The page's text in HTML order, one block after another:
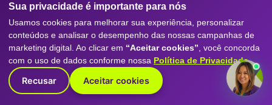
Sua privacidade é importante para nós
Usamos cookies para melhorar sua experiência, personalizar
conteúdos e analisar o desempenho das nossas campanhas de
marketing digital. Ao clicar em “Aceitar cookies” , você concorda
com o uso de dados conforme nossa Política de Privacidade.
Recusar Aceitar cookies